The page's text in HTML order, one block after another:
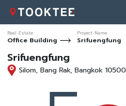
Real Estate
Office Building
Project Name
Srifuengfung
Srifuengfung
Silom, Bang Rak, Bangkok 10500